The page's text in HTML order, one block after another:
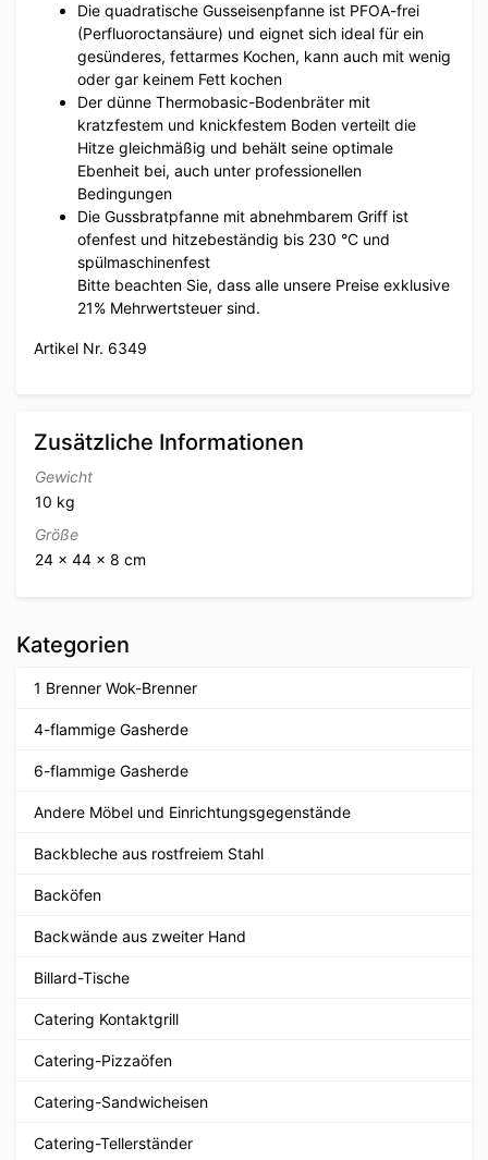
Die quadratische Gusseisenpfanne ist PFOA-frei
(Perfluoroctansäure) und eignet sich ideal für ein
gesünderes, fettarmes Kochen, kann auch mit wenig
oder gar keinem Fett kochen
Der dünne Thermobasic-Bodenbräter mit
kratzfestem und knickfestem Boden verteilt die
Hitze gleichmäßig und behält seine optimale
Ebenheit bei, auch unter professionellen
Bedingungen
Die Gussbratpfanne mit abnehmbarem Griff ist
ofenfest und hitzebeständig bis 230 °C und
spülmaschinenfest
Bitte beachten Sie, dass alle unsere Preise exklusive
21% Mehrwertsteuer sind.
Artikel Nr. 6349
Zusätzliche Informationen
Gewicht
10 kg
Größe
24 × 44 × 8 cm
Kategorien
1 Brenner Wok-Brenner
4-flammige Gasherde
6-flammige Gasherde
Andere Möbel und Einrichtungsgegenstände
Backbleche aus rostfreiem Stahl
Backöfen
Backwände aus zweiter Hand
Billard-Tische
Catering Kontaktgrill
Catering-Pizzaöfen
Catering-Sandwicheisen
Catering-Tellerständer